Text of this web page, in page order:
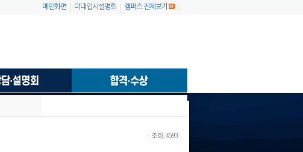
메인화면 미대입시설명회 캠퍼스 전체보기
ㆍ조회: 4593